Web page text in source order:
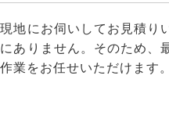
地にお伺いしてお見積り
にありません。そのため
業をお任せいただけます。